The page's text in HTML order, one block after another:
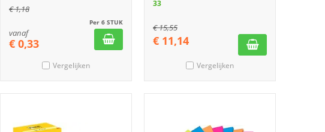
€1,18
Per 6 STUK
vanaf
€ 0,33
Vergelijken
33
€15,55
€ 11,14
Vergelijken